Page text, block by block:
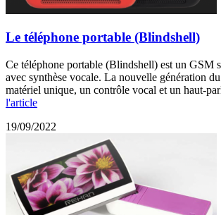
Le téléphone portable (Blindshell)
Ce téléphone portable (Blindshell) est un GSM
avec synthèse vocale. La nouvelle génération
matériel unique, un contrôle vocal et un haut-
l'article
19/09/2022